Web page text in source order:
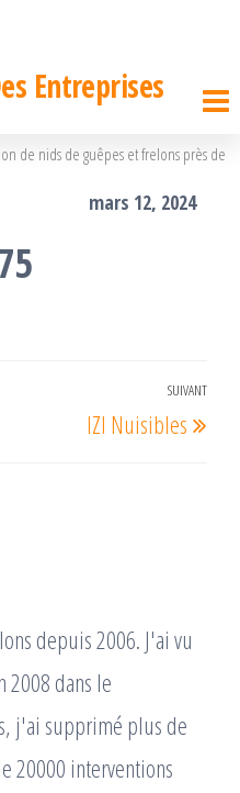
Entreprises
de nids de guêpes et frelons près de
mars 12, 2024
SUIVANT
IZI Nuisibles
depuis 2006. J'ai vu
2008 dans le
j'ai supprimé plus de
20000 interventions